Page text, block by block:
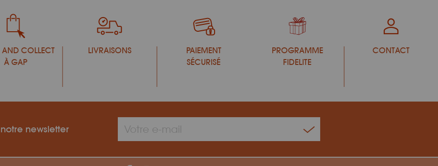
COLLECT
À GAP
LIVRAISONS
PAIEMENT
SÉCURISÉ
PROGRAMME
FIDELITE
CONTACT
newsletter